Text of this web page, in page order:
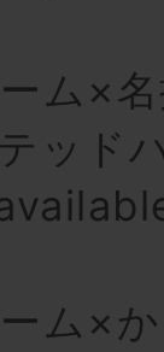
ム×
ッド
ム×